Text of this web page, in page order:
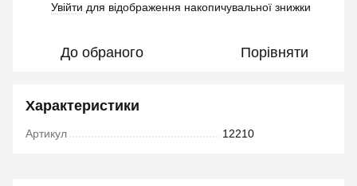
Увійти для відображення накопичувальної знижки
До обраного Порівняти
Характеристики
Артикул 12210